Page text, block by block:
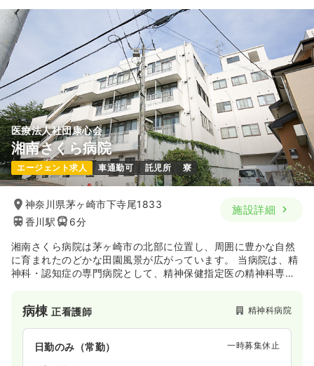
医療法人社団康心会
湘南さくら病院
エージェント求人 車通勤可 託児所 寮
神奈川県茅ヶ崎市下寺尾1833
香川駅
6分
施設詳細
湘南さくら病院は茅ヶ崎市の北部に位置し、周囲に豊かな自然
に育まれたのどかな田園風景が広がっています。 当病院は、精
神科・認知症の専門病院として、精神保健指定医の精神科専門
療、看護、介護、リハビリテーションにあたります。
病棟正看護師 精神科病院
日勤のみ（常勤） 一時募集休止